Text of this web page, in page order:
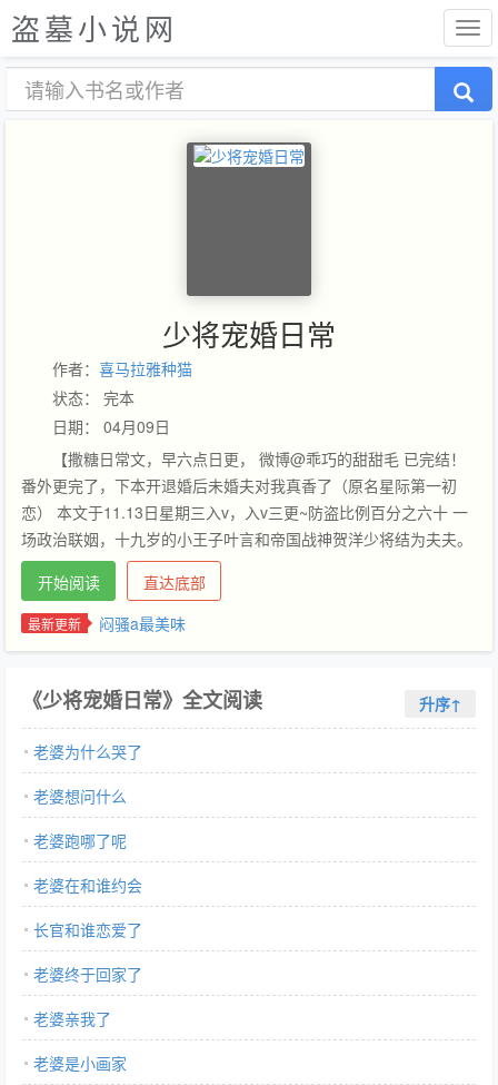
盗墓小说网
少将宠婚日常
作者： 喜马拉雅种猫
状态： 完本
日期： 04月09日
【撒糖日常文，早六点日更， 微博@乖巧的甜甜毛 已完结！
番外更完了，下本开退婚后未婚夫对我真香了（原名星际第一初
恋） 本文于11.13日星期三入v，入v三更~防盗比例百分之六十 一
场政治联姻，十九岁的小王子叶言和帝国战神贺洋少将结为夫夫。
原以为丈夫沉默少言，十分高冷，婚后，他才发现贺少将似乎总是
在撩他。 早上在歼星舰保家卫国，下午进厨房投喂老婆。 既能替
老婆写作业，又能做老婆人体模特。 不仅是养猫达人，还是宠妻狂
魔。 这个发情期的omega撞进怀里都毫无波澜甚至看上去性冷淡
叶言也终于发现：贺洋好像暗恋他 叶言：“有人烧了别人送我的情
书？” 贺洋：“恩？老婆别生气，有什么话我怀里说：）” 贺洋视
角： 四年前，贺洋对朋友弟弟一见钟情。 后来皇帝指婚，他和暗
恋对象结婚了。 婚后他对宝贝老婆百般呵护。 也终于等来了高贵
优雅的冰美人化在他怀里，拥抱亲吻他，哭着叫他老公的时候：）
cp：外冷内热宠妻狂魔少将攻vs天才设计师软萌美人受 攻受都很
有钱 受超可爱 攻反差萌 【高亮避雷：有副cp，且攻比受大六岁，
有过一次维持三个月的短暂恋爱，希望文下不要出现关于洁不洁的
讨论，攻结束上一段恋情后四年才遇到受，两人身体都只有彼此】
接档abo文：（重生）退婚后未婚夫对我真香了 双重生/破镜重圆/
追妻火葬场/爽文 钢铁直a死傲娇醋王学霸狼alpha x 又甜又撩学神
美人兔omega 受视角： 重生前，十七岁叶雪乔听说联姻对象是他
的男神祁暮云，欣喜若狂。 他恋爱脑晚期，为了男神学做饭，改专
业，一门心思绕着祁暮云转，可六年追夫并没感动祁暮云，进了婚
姻殿堂还是热脸贴冷屁股。 幡然醒悟后，叶雪乔决定离婚。婚没离
开始阅读 直达底部
最新更新 闷骚a最美味
《少将宠婚日常》全文阅读 升序↑
老婆为什么哭了
老婆想问什么
老婆跑哪了呢
老婆在和谁约会
长官和谁恋爱了
老婆终于回家了
老婆亲我了
老婆是小画家